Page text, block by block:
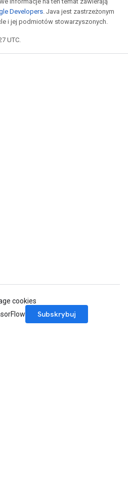
Developers. Java jest zastrzeżonym
i jej podmiotów stowarzyszonych.
UTC.
cookies
Subskrybuj